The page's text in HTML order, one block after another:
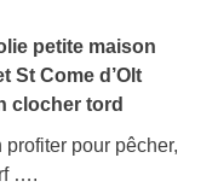
petite maison
St Come d’Olt
clocher tord
pour pêcher,
….